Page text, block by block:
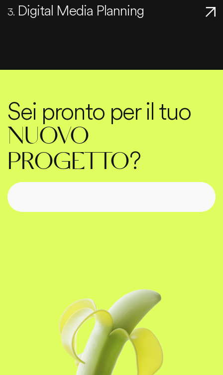
3. Digital Media Planning
Sei pronto per il tuo
NUOVO
PROGETTO?